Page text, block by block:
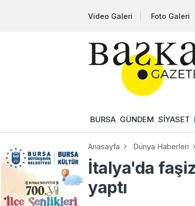
Video Galeri Foto Galeri
BURSA GÜNDEM SİYASET
Anasayfa Dünya Haberleri
İtalya'da
yaptı